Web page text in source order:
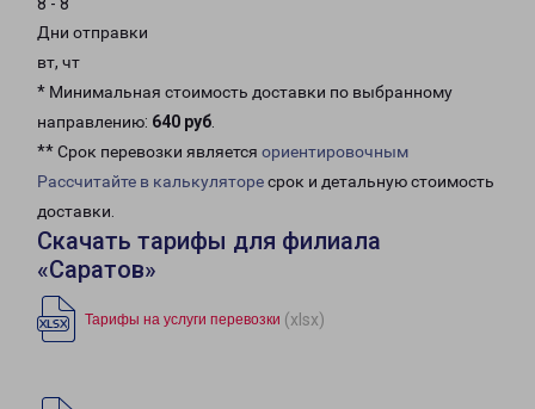
Дни отправки
вт, чт
* Минимальная стоимость доставки по выбранному
направлению: 640 руб.
** Срок перевозки является ориентировочным
Рассчитайте в калькуляторесрок и детальную стоимость
доставки.
Скачать тарифы для филиала
«Саратов»
Тарифы на услуги перевозки (xlsx)